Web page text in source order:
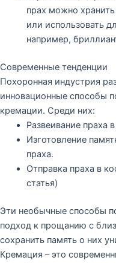
прах можно
или использовать
например,
Современные тенденции
Похоронная индустрия
инновационные способы
кремации. Среди них:
Развеивание праха
Изготовление
праха.
Отправка праха в
статья)
Эти необычные способы
подход к прощанию с
сохранить память о них
Кремация – это